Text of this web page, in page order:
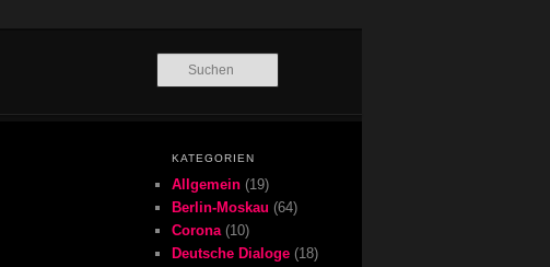
KATEGORIEN
Allgemein (19)
Berlin-Moskau (64)
Corona(10)
Deutsche Dialoge (18)